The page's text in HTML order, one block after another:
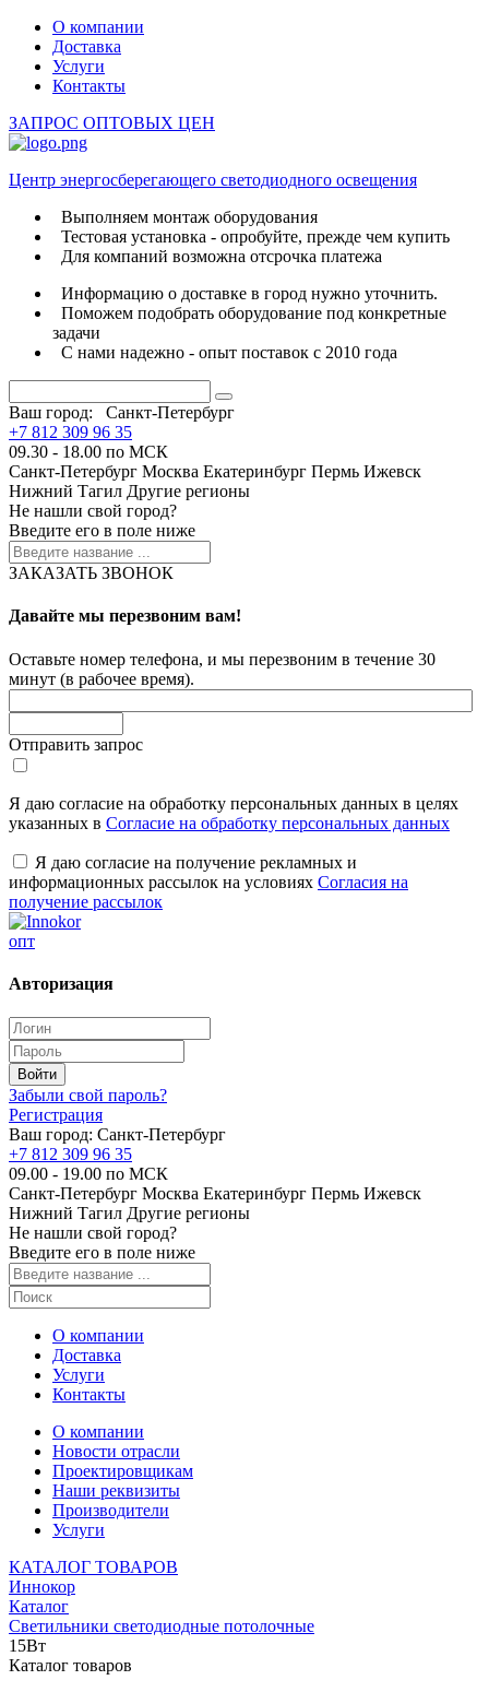
О компании
Доставка
Услуги
Контакты
ЗАПРОС ОПТОВЫХ ЦЕН
Центр энергосберегающего светодиодного освещения
Выполняем монтаж оборудования
Тестовая установка - опробуйте, прежде чем купить
Для компаний возможна отсрочка платежа
Информацию о доставке в город нужно уточнить.
Поможем подобрать оборудование под конкретные
задачи
С нами надежно - опыт поставок с 2010 года
Ваш город:
Санкт-Петербург
+7 812 309 96 35
09.30 - 18.00 по МСК
Санкт-Петербург Москва Екатеринбург Пермь Ижевск
Нижний Тагил Другие регионы
Не нашли свой город?
Введите его в поле ниже
ЗАКАЗАТЬ ЗВОНОК
Давайте мы перезвоним вам!
Оставьте номер телефона, и мы перезвоним в течение 30
минут (в рабочее время).
Отправить запрос
Я даю согласие на обработку персональных данных в целях
указанных в Согласие на обработку персональных данных
Я даю согласие на получение рекламных и
информационных рассылок на условиях Согласия на
получение рассылок
опт
Авторизация
Забыли свой пароль?
Регистрация
Ваш город: Санкт-Петербург
+7 812 309 96 35
09.00 - 19.00 по МСК
Санкт-Петербург Москва Екатеринбург Пермь Ижевск
Нижний Тагил Другие регионы
Не нашли свой город?
Введите его в поле ниже
О компании
Доставка
Услуги
Контакты
О компании
Новости отрасли
Проектировщикам
Наши реквизиты
Производители
Услуги
КАТАЛОГ ТОВАРОВ
Иннокор
Каталог
Светильники светодиодные потолочные
15Вт
Каталог товаров